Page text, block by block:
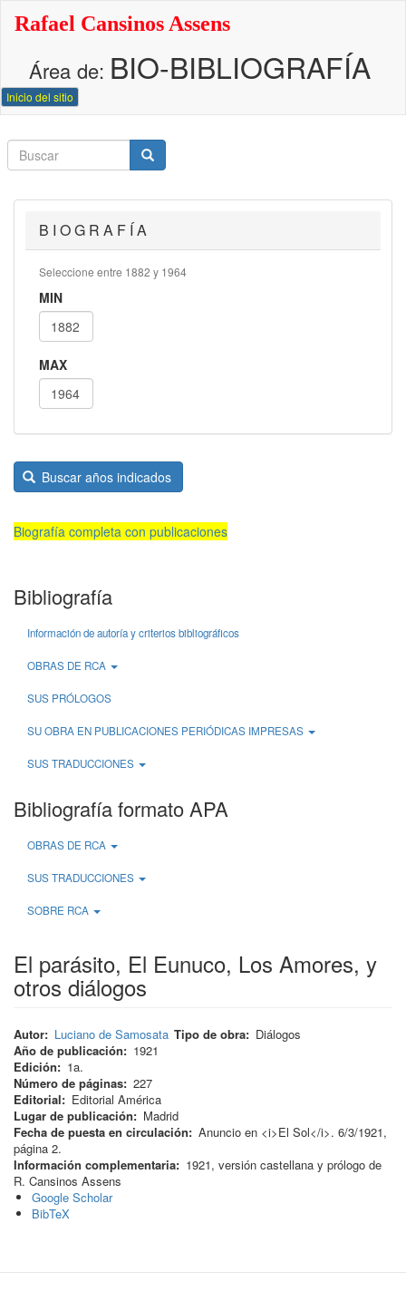
principal
Rafael Cansinos Assens
Área de: BIO-BIBLIOGRAFÍA
Inicio del sitio
Buscar
Buscar
Buscar
B I O G R A F Í A
Seleccione entre 1882 y 1964
MIN
MAX
Buscar años indicados
Biografía completa con publicaciones
Bibliografía
Información de autoría y criterios bibliográficos
OBRAS DE RCA
SUS PRÓLOGOS
SU OBRA EN PUBLICACIONES PERIÓDICAS IMPRESAS
SUS TRADUCCIONES
Bibliografía formato APA
OBRAS DE RCA
SUS TRADUCCIONES
SOBRE RCA
El parásito, El Eunuco, Los Amores, y
otros diálogos
Autor Luciano de Samosata Tipo de obra
Diálogos
Año de publicación
1921
Edición
1a.
Número de páginas 227
Editorial
Editorial América
Lugar de publicación
Madrid
Fecha de puesta en circulación
Anuncio en <i>El Sol</i>. 6/3/1921,
página 2.
Información complementaria
1921, versión castellana y prólogo de
R. Cansinos Assens
Google Scholar
BibTeX